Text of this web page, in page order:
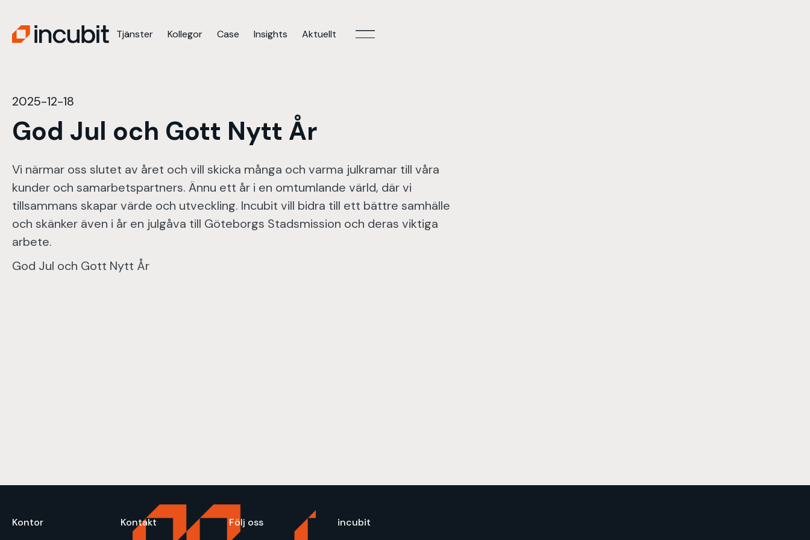
Tjänster Kollegor Case Insights Aktuellt
2025-12-18
God Jul och Gott Nytt År
Vi närmar oss slutet av året och vill skicka många och varma julkramar till våra
kunder och samarbetspartners. Ännu ett år i en omtumlande värld, där vi
tillsammans skapar värde och utveckling. Incubit vill bidra till ett bättre samhälle
och skänker även i år en julgåva till Göteborgs Stadsmission och deras viktiga
arbete.
God Jul och Gott Nytt År
Kontor Kontakt Följ oss incubit